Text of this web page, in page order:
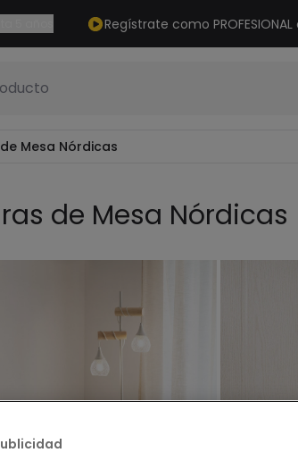
Regístrate como PROFESIONAL
Mesa Nórdicas
de Mesa Nórdicas